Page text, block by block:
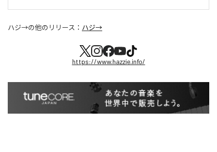
ハジ→の他のリリース： ハジ→
https://www.hazzie.info/